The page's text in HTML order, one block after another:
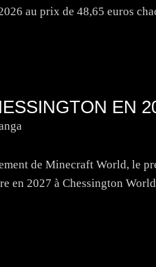
au prix de 48,65 euros
EN
de Minecraft World, le
en 2027 à Chessington